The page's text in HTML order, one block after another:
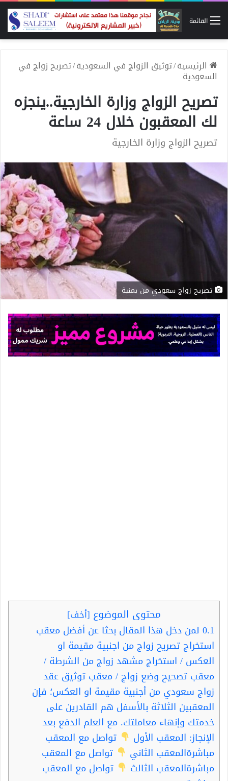
القائمة
الرئيسية/توثيق الزواج في السعودية/تصريح زواج في
السعودية
تصريح الزواج وزارة الخارجية..ينجزه
لك المعقبون خلال 24 ساعة
تصريح الزواج وزارة الخارجية
تصريح زواج سعودي من يمنية
محتوى الموضوع [أخف]
0.1 لمن دخل هذا المقال بحثا عن أفضل معقب
استخراج تصريح زواج من اجنبية مقيمة او
العكس / استخراج مشهد زواج من الشرطة /
معقب تصحيح وضع زواج / معقب توثيق عقد
زواج سعودي من أجنبية مقيمة او العكس؛ فإن
المعقبين الثلاثة بالأسفل هم القادرين على
خدمتك وإنهاء معاملتك. مع العلم الدفع بعد
الإنجاز: المعقب الأول
تواصل مع المعقب
مباشرةالمعقب الثاني
تواصل مع المعقب
مباشرةالمعقب الثالث
تواصل مع المعقب